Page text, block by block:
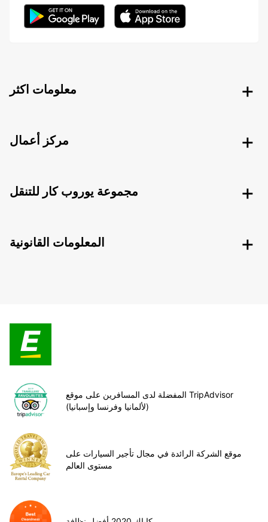
معلومات اكثر
مركز أعمال
مجموعة يوروب كار للتنقل
المعلومات القانونية
المفضلة لدى المسافرين على موقع TripAdvisor
(لألمانيا وفرنسا وإسبانيا)
موقع الشركة الرائدة في مجال تأجير السيارات على
مستوى العالم